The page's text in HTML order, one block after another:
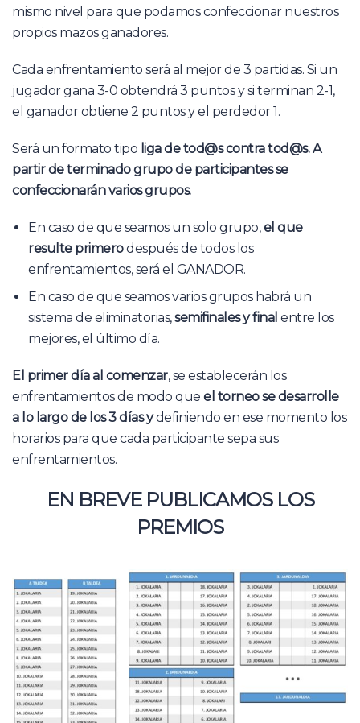
mismo nivel para que podamos confeccionar nuestros
propios mazos ganadores.
Cada enfrentamiento será al mejor de 3 partidas. Si un
jugador gana 3-0 obtendrá 3 puntos y si terminan 2-1,
el ganador obtiene 2 puntos y el perdedor 1.
Será un formato tipo liga de tod@s contra tod@s. A
partir de terminado grupo de participantes se
confeccionarán varios grupos.
En caso de que seamos un solo grupo,el que
resulte primerodespués de todos los
enfrentamientos, será el GANADOR.
En caso de que seamos varios grupos habrá un
sistema de eliminatorias,semifinales y final entre los
mejores, el último día.
El primer día al comenzar, se establecerán los
enfrentamientos de modo que el torneo se desarrolle
a lo largo de los 3 días ydefiniendo en ese momento los
horarios para que cada participante sepa sus
enfrentamientos.
EN BREVE PUBLICAMOS LOS
PREMIOS